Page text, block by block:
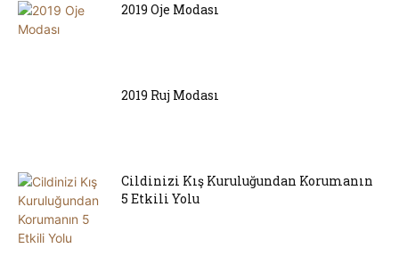
2019 Oje Modası
2019 Ruj Modası
Cildinizi Kış Kuruluğundan Korumanın
5 Etkili Yolu